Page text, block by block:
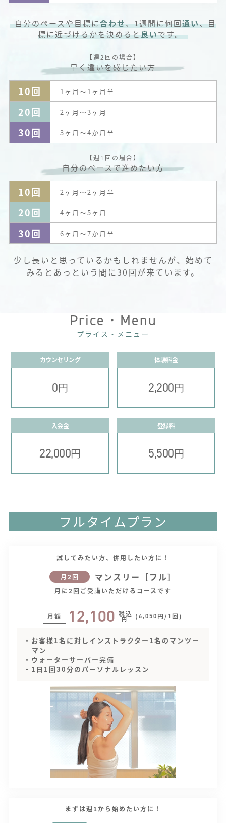
自分のペースや目標に合わせ、1週間に何回通い、目
標に近づけるかを決めると良いです。
【週2回の場合】
早く違いを感じたい方
10回 1ヶ月～1ヶ月半
20回 2ヶ月～3ヶ月
30回 3ヶ月～4か月半
【週1回の場合】
自分のペースで進めたい方
10回 2ヶ月～2ヶ月半
20回 4ヶ月～5ヶ月
30回 6ヶ月～7か月半
少し長いと思っているかもしれませんが、始めて
みるとあっという間に30回が来ています。
Price・Menu
プライス・メニュー
カウンセリング
0円
体験料金
2,200円
入会金
22,000円
登録料
5,500円
フルタイムプラン
試してみたい方、併用したい方に！
月2回 マンスリー［フル］
月に2回ご受講いただけるコースです
月額 12,100 税込
円 (6,050円/1 回)
・お客様1名に対しインストラクター1名のマンツー
マン
・ウォーターサーバー完備
・1日1回30分のパーソナルレッスン
まずは週1から始めたい方に！